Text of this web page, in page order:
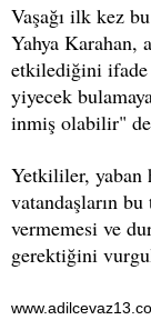
Vaşağı ilk kez
Yahya Karahan,
etkilediğini ifade
yiyecek
inmiş olabilir"
Yetkililer, yaban
vatandaşların
vermemesi ve
gerektiğini